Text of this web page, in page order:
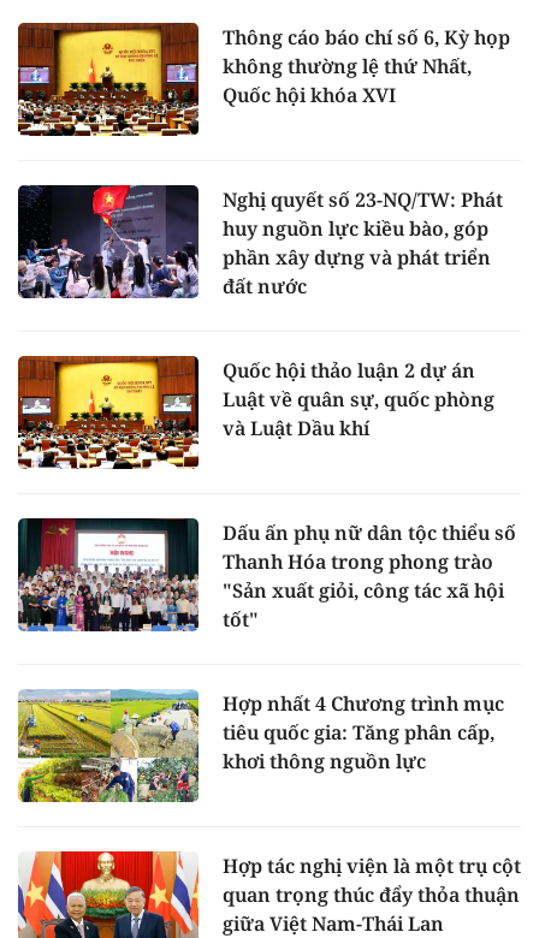
Thông cáo báo chí số 6, Kỳ họp
không thường lệ thứ Nhất,
Quốc hội khóa XVI
Nghị quyết số 23-NQ/TW: Phát
huy nguồn lực kiều bào, góp
phần xây dựng và phát triển
đất nước
Quốc hội thảo luận 2 dự án
Luật về quân sự, quốc phòng
và Luật Dầu khí
Dấu ấn phụ nữ dân tộc thiểu số
Thanh Hóa trong phong trào
"Sản xuất giỏi, công tác xã hội
tốt"
Hợp nhất 4 Chương trình mục
tiêu quốc gia: Tăng phân cấp,
khơi thông nguồn lực
Hợp tác nghị viện là một trụ cột
quan trọng thúc đẩy thỏa thuận
giữa Việt Nam-Thái Lan